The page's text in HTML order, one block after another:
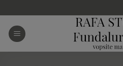
to
content